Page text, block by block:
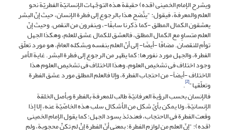
ویشرح الإمام الخمینی (قده) حقیقة هذه التوجّهات الإنسانیّة الفطریّة نحو
العلم والمعرفة، فیقول: "یتَّضح هذا بالرجوع إلى فطرة الإنسان، حیث إنّ البشر
یعشقون الکمال المطلق -کما ذکرنا سابقًا-، وینفرون من النقص. وحیث إنّ
العلم متساوٍ مع الکمال المطلق، فالعشق للکمال عشق للعلم، وهکذا الجهل
توأم للنقصان. مضافًا -أیضًا- إلى أنّ العلم بنفسه وبشکله العامّ، هو مورد تعلّق
الفطرة، والجهل مورد نفورها؛ کما یظهر من الرجوع إلى فطرة البشر. غایة الأمر
وجود اختلاف فی تشخیص العلوم، وهذا الاختلاف فی تشخیص العلوم هذا
الاختلاف -أیضاً- من احتجاب الفطرة، وإلا فالعلم المطلق مورد عشق الفطرة
وتعلّقها"[2]
.
فالإنسان بحسب الرؤیة العرفانیّة طالب للمعرفة بالفطرة وبأصل الخلقة
الإنسانیّة، ولا یمکن بأیّ شکل من الأشکال سلب هذه الخاصّیّة عنه، إلا إذا
وقعت الفطرة فی الاحتجاب، فعندئذ یسود الجهل؛ کما یقول الإمام الخمینی
(قده): "إنّ العلم من لوازم الفطرة؛ بمعنى أنّ الفطرة إنْ لم تکنْ محجوبة، ولم